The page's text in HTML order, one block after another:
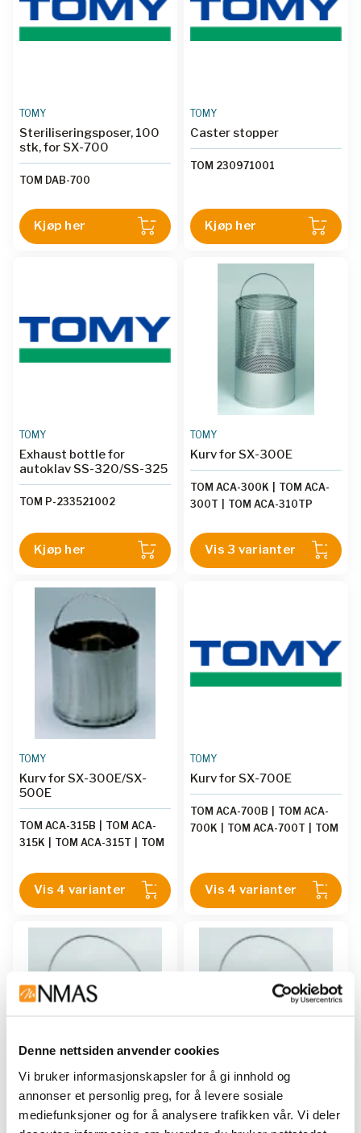
Denne nettsiden anvender cookies
Vi bruker informasjonskapsler for å gi innhold og
annonser et personlig preg, for å levere sosiale
mediefunksjoner og for å analysere trafikken vår. Vi deler
TOMY
Steriliseringsposer, 100
stk, for SX-700
TOM DAB-700
Kjøp her
TOMY
Caster stopper
TOM 230971001
Kjøp her
TOMY
Exhaust bottle for
autoklav SS-320/SS-325
TOM P-233521002
Kjøp her
TOMY
Kurv for SX-300E
TOM ACA-300K
TOM ACA-
300T
TOM ACA-310TP
Vis 3 varianter
TOMY
Kurv for SX-300E/SX-
500E
TOM ACA-315B
TOM ACA-
315K
TOM ACA-315T
TOM
Vis 4 varianter
TOMY
Kurv for SX-700E
TOM ACA-700B
TOM ACA-
700K
TOM ACA-700T
TOM
Vis 4 varianter
TOMY
Kurv til 128 Durhamrør,
TOMY
Kurv til 172 Durhamrør,